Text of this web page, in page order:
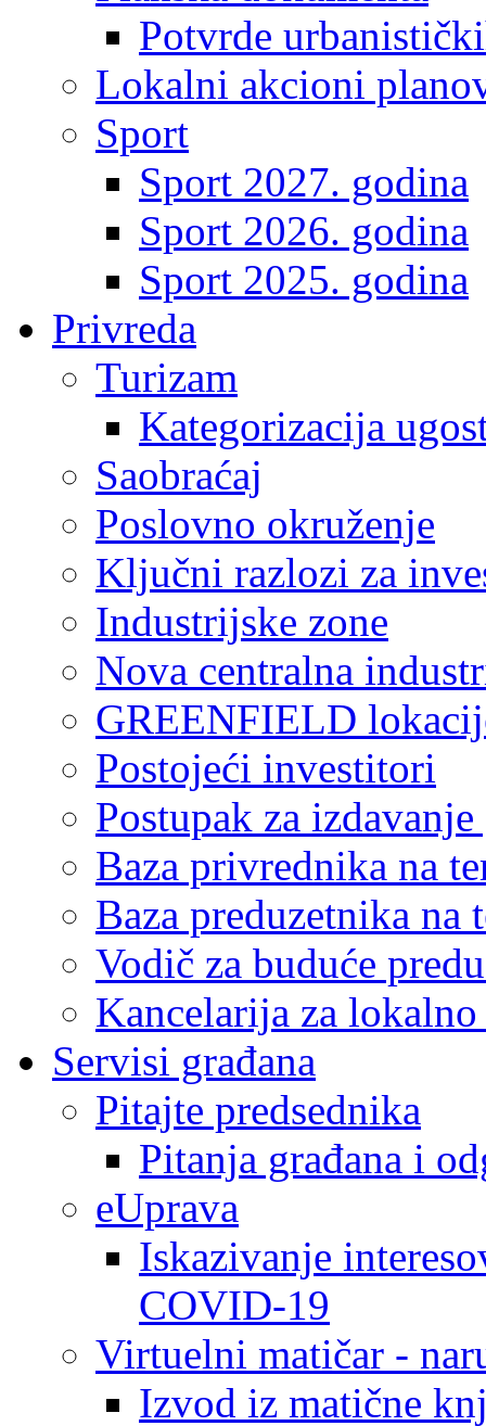
Potvrde
Lokalni akcioni
Sport
Sport 2027. godina
Sport 2026. godina
Sport 2025. godina
Privreda
Turizam
Kategorizacija
Saobraćaj
Poslovno okruženje
Ključni razlozi za
Industrijske zone
Nova centralna
GREENFIELD
Postojeći investitori
Postupak za
Baza privrednika na
Baza preduzetnika
Vodič za buduće
Kancelarija za
Servisi građana
Pitajte predsednika
Pitanja građana i
eUprava
Iskazivanje
COVID-19
Virtuelni matičar -
Izvod iz matične